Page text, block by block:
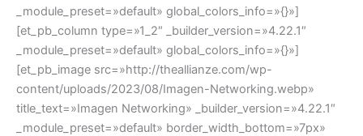
_module_preset=»default» global_colors_info=»{}»]
[et_pb_column type=»1_2″ _builder_version=»4.22.1″
_module_preset=»default» global_colors_info=»{}»]
[et_pb_image src=»http://theallianze.com/wp-
content/uploads/2023/08/Imagen-Networking.webp»
title_text=»Imagen Networking» _builder_version=»4.22.1″
_module_preset=»default» border_width_bottom=»7px»